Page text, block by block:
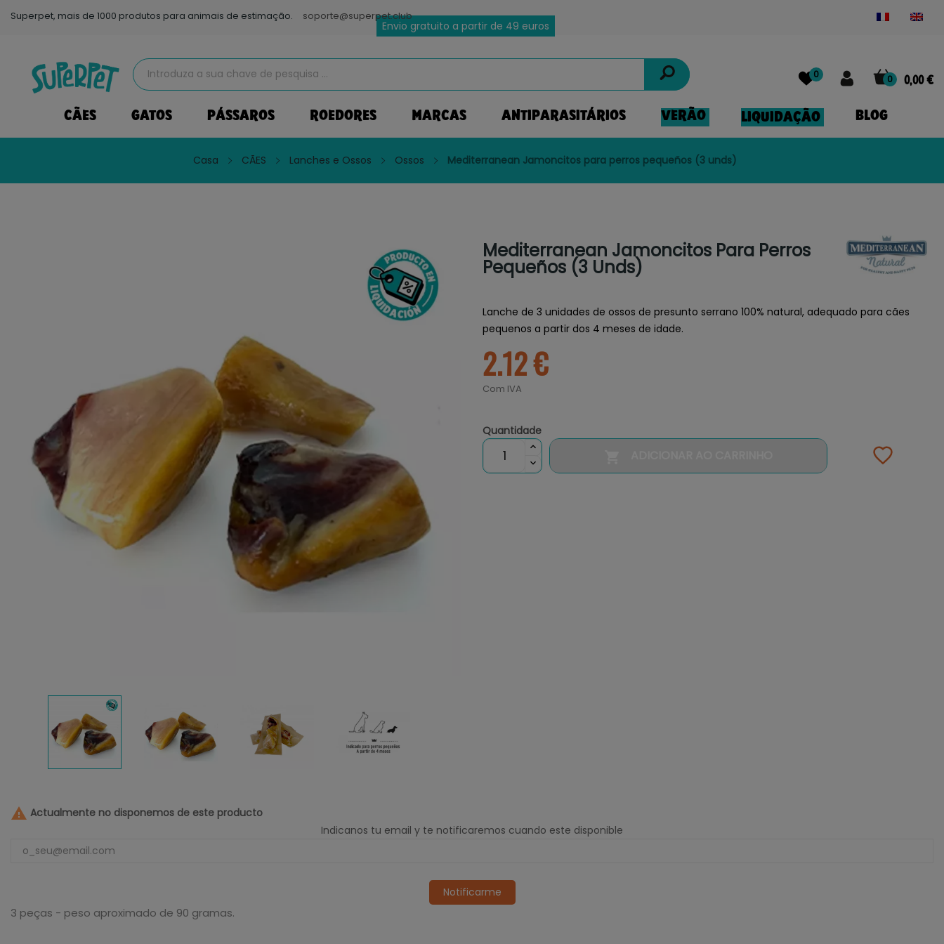
Superpet, mais de 1000 produtos para animais de estimação. soporte@superpet.club
Envio gratuito a partir de 49 euros
0 0,00 €
0
CÃES GATOS PÁSSAROS ROEDORES MARCAS ANTIPARASITÁRIOS VERÃO LIQUIDAÇÃO BLOG
Casa CÃES Lanches e Ossos Ossos Mediterranean Jamoncitos para perros pequeños (3 unds)
Mediterranean Jamoncitos Para Perros
Pequeños (3 Unds)
Lanche de 3 unidades de ossos de presunto serrano 100% natural, adequado para cães
pequenos a partir dos 4 meses de idade.
2.12 €
Com IVA
Quantidade
 Actualmente no disponemos de este producto
Indicanos tu email y te notificaremos cuando este disponible
Notificarme
3 peças - peso aproximado de 90 gramas.